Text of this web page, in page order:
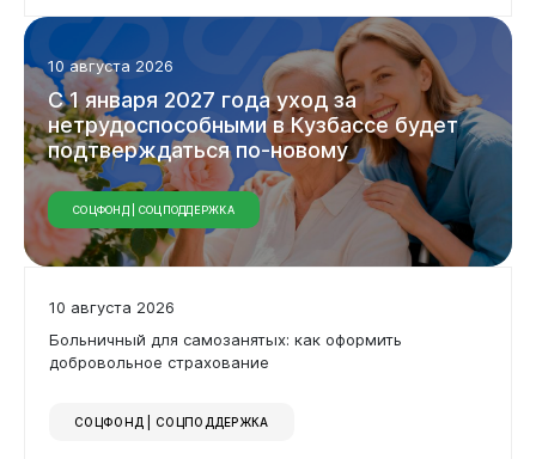
10 августа 2026
С1января 2027 годауход за
нетрудоспособнымив Кузбассе будет
подтверждатьсяпо-новому
СОЦФОНД | СОЦПОДДЕРЖКА
10 августа 2026
Больничный для самозанятых: как оформить
добровольное страхование
СОЦФОНД | СОЦПОДДЕРЖКА